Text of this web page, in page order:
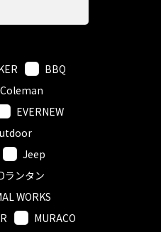
BBQ
Coleman
EVERNEW
Jeep
ランタン
WORKS
MURACO